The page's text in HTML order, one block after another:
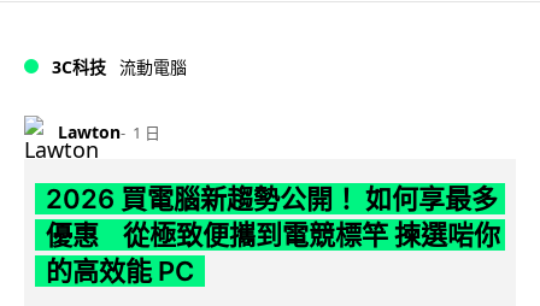
3C科技 流動電腦
Lawton 1 日
2026 買電腦新趨勢公開！ 如何享最多
優惠 從極致便攜到電競標竿 揀選啱你
的高效能 PC